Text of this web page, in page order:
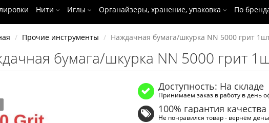
Нити Иглы Органайзеры, хранение, упаковка По
Прочие инструменты Наждачная бумага/шкурка NN 5000 грит
бумага/шкурка NN 5000 грит
Доступность: На складе
Принимаем заказ в работу в день
100% гарантия качества
Не понравился товар - вернём